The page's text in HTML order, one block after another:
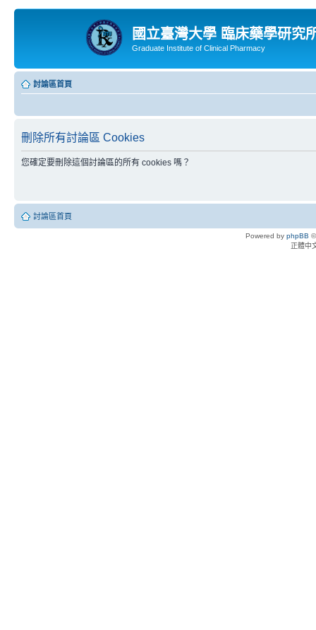
國立臺灣大學 臨床藥學研究
Graduate Institute of Clinical Pharmacy
討論區首頁
刪除所有討論區 Cookies
您確定要刪除這個討論區的所有 cookies 嗎？
討論區首頁
Powered by phpBB
正體中